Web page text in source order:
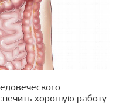
хорошую работу